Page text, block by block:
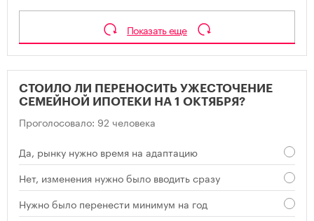
Показать еще
СТОИЛО ЛИ ПЕРЕНОСИТЬ УЖЕСТОЧЕНИЕ
СЕМЕЙНОЙ ИПОТЕКИ НА 1 ОКТЯБРЯ?
Проголосовало: 92 человека
Да, рынку нужно время на адаптацию
Нет, изменения нужно было вводить сразу
Нужно было перенести минимум на год